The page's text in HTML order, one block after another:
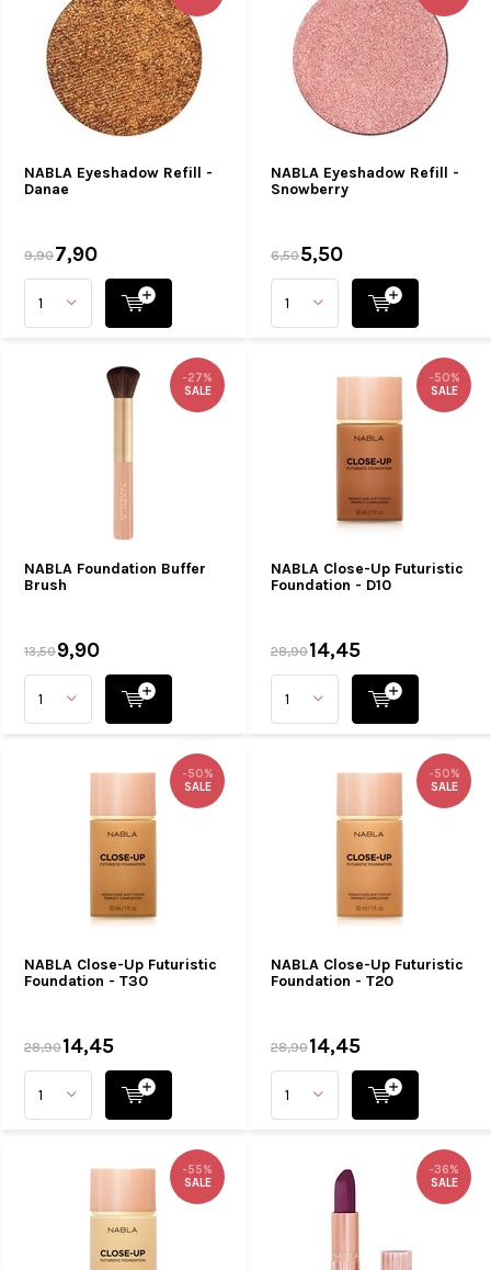
NABLA Eyeshadow Refill -
Danae
9,907,90
NABLA Eyeshadow Refill -
Snowberry
6,505,50
NABLA Foundation Buffer
Brush
-27%
SALE
13,509,90
NABLA Close-Up Futuristic
Foundation - D10
-50%
SALE
28,9014,45
NABLA Close-Up Futuristic
Foundation - T30
-50%
SALE
28,9014,45
NABLA Close-Up Futuristic
Foundation - T20
-50%
SALE
28,9014,45
-55%
SALE
-36%
SALE